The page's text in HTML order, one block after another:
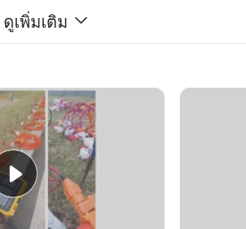
อียด
วกับความต้านทานแบบหลายขั้วของ Duk-
ควบคุม ในระบบ
านแบบหลายขั้วแบบ Duk-2A
เกี่ยวข้องของความต้านทานที่ปรากฏและ
รื่องมือนี้จึงถูกใช้อย่างแพร่หลายใน
ดูเพิ่มเติม